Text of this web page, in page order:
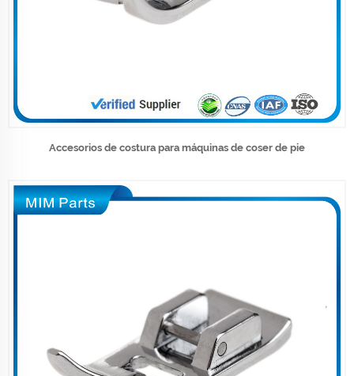
Accesorios de costura para máquinas de coser de pie